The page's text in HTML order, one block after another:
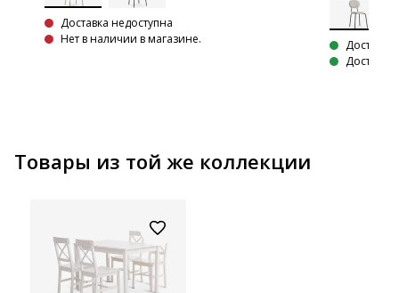
Доставка недоступна
Нет в наличии в магазине.
Доставка
Товары из той же коллекции